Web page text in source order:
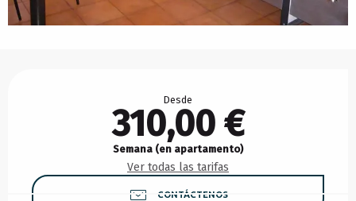
Desde
310,00 €
Semana (en apartamento)
Ver todas las tarifas
CONTÁCTENOS